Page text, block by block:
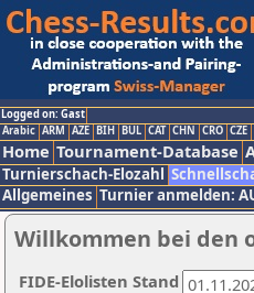
Logged on: Gast
Arabic ARM AZE BIH BUL CAT CHN CRO CZE
Home Tournament-Database
Turnierschach-Elozahl
Allgemeines Turnier anmelden:
Willkommen bei den
FIDE-Elolisten Stand